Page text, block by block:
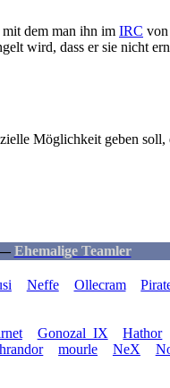
mit dem man ihn im IRC von
wird, dass er sie nicht
Möglichkeit geben soll,
Ehemalige Teamler
Neffe Ollecram
Gonozal_IX Hathor
mourle NeX